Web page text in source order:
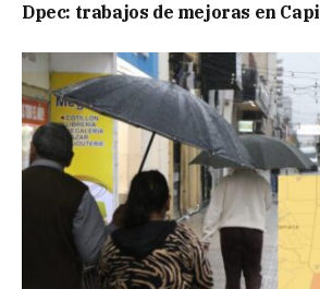
Dpec: trabajos de mejoras en